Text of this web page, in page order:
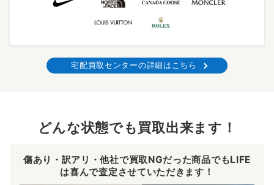
宅配買取センターの詳細はこちら
どんな状態でも買取出来ます！
傷あり・訳アリ・他社で買取NGだった商品でもLIFE
は喜んで査定させていただきます！